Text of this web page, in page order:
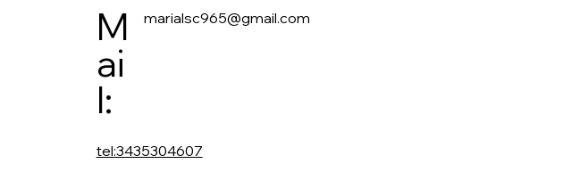
M
ai
l:
marialsc965@gmail.com
tel:3435304607